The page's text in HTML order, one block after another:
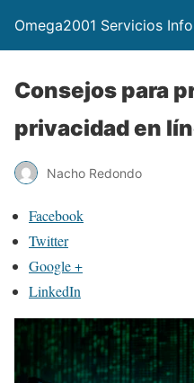
Omega2001 Servicios
Consejos para
privacidad en
Nacho Redondo
Facebook
Twitter
Google +
LinkedIn